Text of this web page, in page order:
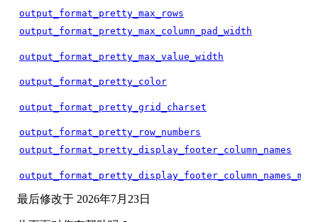
output_format_pretty_max_rows
output_format_pretty_max_column_pad_width
output_format_pretty_max_value_width
output_format_pretty_color
output_format_pretty_grid_charset
output_format_pretty_row_numbers
output_format_pretty_display_footer_column_names
最后修改于 2026年7月23日